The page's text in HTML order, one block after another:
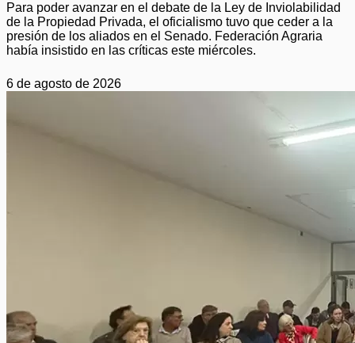
Para poder avanzar en el debate de la Ley de Inviolabilidad
de la Propiedad Privada, el oficialismo tuvo que ceder a la
presión de los aliados en el Senado. Federación Agraria
había insistido en las críticas este miércoles.
6 de agosto de 2026